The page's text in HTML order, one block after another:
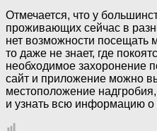
Отмечается, что у
проживающих сейчас в
нет возможности посещать
то даже не знает, где
необходимое захоронение
сайт и приложение можно
местоположение
и узнать всю информацию о